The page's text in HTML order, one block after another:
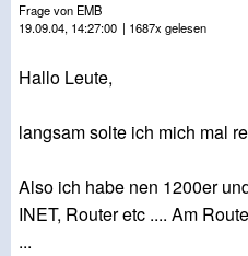
Frage von EMB
19.09.04, 14:27:00 | 1687x gelesen
Hallo Leute,
langsam solte ich mich mal
Also ich habe nen 1200er
INET, Router etc .... Am
...